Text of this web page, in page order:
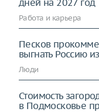
дней на 2027 год
Работа и карьера
Песков
выгнать Россию
Люди
Стоимость
в Подмосковье